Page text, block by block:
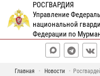
РОСГВАРДИЯ
Управление
национальной
Федерации по
Главная Новости